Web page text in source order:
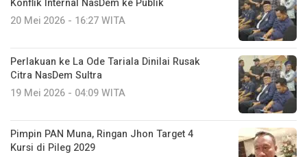
20 Mei 2026 - 16:27 WITA
Perlakuan ke La Ode Tariala Dinilai Rusak
Citra NasDem Sultra
19 Mei 2026 - 04:09 WITA
Pimpin PAN Muna, Ringan Jhon Target 4
Kursi di Pileg 2029